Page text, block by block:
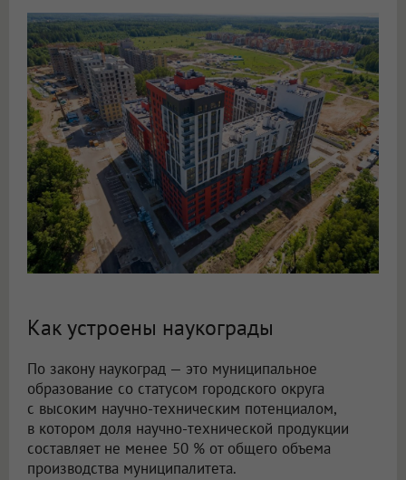
Как устроены наукограды
По закону наукоград — это муниципальное
образование со статусом городского округа
с высоким научно-техническим потенциалом,
в котором доля научно-технической продукции
составляет не менее 50 % от общего объема
производства муниципалитета.